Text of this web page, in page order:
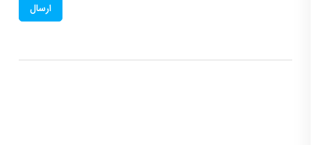
ارسال